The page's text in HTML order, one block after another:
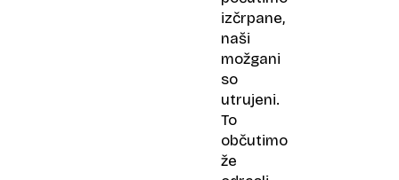
izčrpane,
naši
možgani
so
utrujeni.
To
občutimo
že